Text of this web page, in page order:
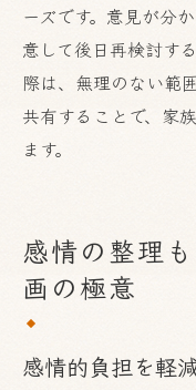
ーズです。意見が分
意して後日再検討す
際は、無理のない範
共有することで、家
ます。
感情の整理
画の極意
感情的負担を軽